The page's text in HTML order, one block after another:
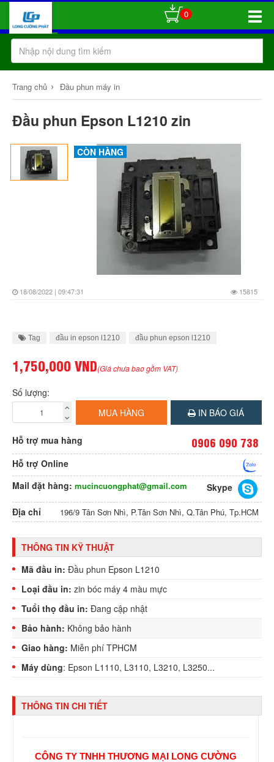
Toggle
0
Trang chủ › Đầu phun máy in
Đầu phun Epson L1210 zin
CÒN HÀNG
18/08/2022 | 09:47:31 15815
Tag đầu in epson l1210 đầu phun epson l1210
1,750,000 VND(Giá chưa bao gồm VAT)
Số lượng:
MUA HÀNG
IN BÁO GIÁ
Hỗ trợ mua hàng 0906 090 738
Hỗ trợ Online
Mail đặt hàng: mucincuongphat@gmail.com
Skype
Địa chỉ
196/9 Tân Sơn Nhì, P.Tân Sơn Nhì, Q.Tân Phú, Tp.HCM
THÔNG TIN KỸ THUẬT
Mã đầu in: Đầu phun Epson L1210
Loại đầu in: zin bóc máy 4 màu mực
Tuổi thọ đầu in: Đang cập nhật
Bảo hành: Không bảo hành
Giao hàng: Miễn phí TPHCM
Máy dùng: Epson L1110, L3110, L3210, L3250...
THÔNG TIN CHI TIẾT
CÔNG TY TNHH THƯƠNG MẠI LONG CƯỜNG